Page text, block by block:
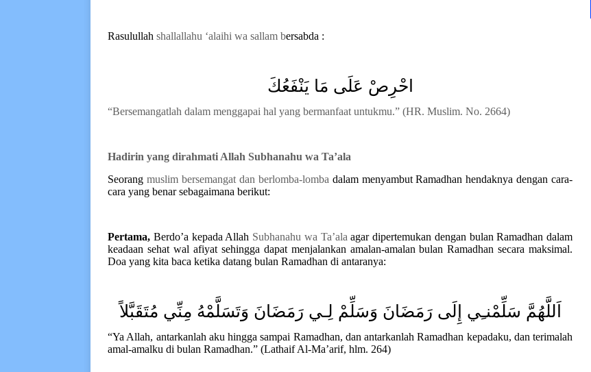
Rasulullah shallallahu ‘alaihi wa sallam bersabda :
احْرِصْ عَلَى مَا يَنْفَعُكَ
“Bersemangatlah dalam menggapai hal yang bermanfaat untukmu.” (HR. Muslim. No. 2664)
Hadirin yang dirahmati Allah Subhanahu wa Ta’ala
Seorang muslim bersemangat dan berlomba-lomba dalam menyambut Ramadhan hendaknya dengan cara-
cara yang benar sebagaimana berikut:
Pertama, Berdo’a kepada Allah Subhanahu wa Ta’ala agar dipertemukan dengan bulan Ramadhan dalam
keadaan sehat wal afiyat sehingga dapat menjalankan amalan-amalan bulan Ramadhan secara maksimal.
Doa yang kita baca ketika datang bulan Ramadhan di antaranya:
اَللَّهُمَّ سَلِّمْنـِي إِلَى رَمَضَانَ وَسَلِّمْ لِـي رَمَضَانَ وَتَسَلَّمْهُ مِنِّي مُتَقَبَّلاً
“Ya Allah, antarkanlah aku hingga sampai Ramadhan, dan antarkanlah Ramadhan kepadaku, dan terimalah
amal-amalku di bulan Ramadhan.” (Lathaif Al-Ma’arif, hlm. 264)